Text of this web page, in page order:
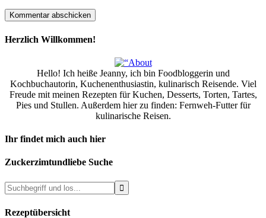
Herzlich Willkommen!
Hello! Ich heiße Jeanny, ich bin Foodbloggerin und
Kochbuchautorin, Kuchenenthusiastin, kulinarisch Reisende. Viel
Freude mit meinen Rezepten für Kuchen, Desserts, Torten, Tartes,
Pies und Stullen. Außerdem hier zu finden: Fernweh-Futter für
kulinarische Reisen.
Ihr findet mich auch hier
Zuckerzimtundliebe Suche
Rezeptübersicht